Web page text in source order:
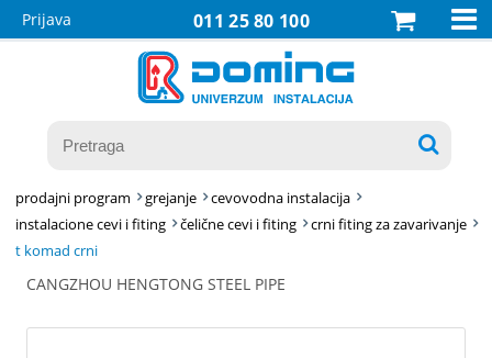
011 25 80 100
Prijava 

prodajni program grejanje
cevovodna instalacija
instalacione cevi i fiting
čelične cevi i fiting
crni fiting za zavarivanje
t komad crni
CANGZHOU HENGTONG STEEL PIPE